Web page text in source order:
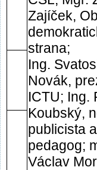
Zajíček,
strana;
Ing.
Novák,
ICTU; Ing.
Koubský,
publicista
pedagog;
Václav